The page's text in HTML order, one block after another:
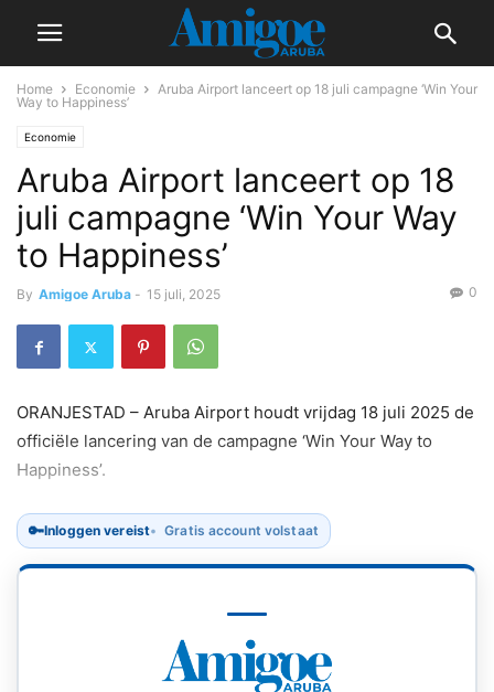
Home Economie
Aruba Airport lanceert op 18 juli campagne ‘Win Your
Way to Happiness’
Economie
Aruba Airport lanceert op 18
juli campagne ‘Win Your Way
to Happiness’
By Amigoe Aruba - 15 juli, 2025 0
ORANJESTAD – Aruba Airport houdt vrijdag 18 juli 2025 de
officiële lancering van de campagne ‘Win Your Way to
Happiness’.
🔑Inloggen vereist Gratis account volstaat